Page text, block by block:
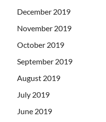
December 2019
November 2019
October 2019
September 2019
August 2019
July 2019
June 2019